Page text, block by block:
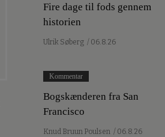
Fire dage til fods gennem
historien
Ulrik Søberg / 06.8.26
Kommentar
Bogskænderen fra San
Francisco
Knud Bruun Poulsen / 06.8.26